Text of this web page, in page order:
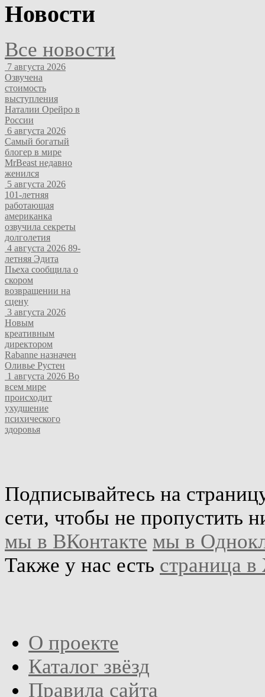
Новости
Все новости
7 августа 2026
Озвучена
стоимость
выступления
Наталии Орейро в
России
6 августа 2026
Самый богатый
блогер в мире
MrBeast недавно
женился
5 августа 2026
101-летняя
работающая
американка
озвучила секреты
долголетия
4 августа 2026 89-
летняя Эдита
Пьеха сообщила о
скором
возвращении на
сцену
3 августа 2026
Новым
креативным
директором
Rabanne назначен
Оливье Рустен
1 августа 2026 Во
всем мире
происходит
ухудшение
психического
здоровья
Подписывайтесь на
сети, чтобы не пропустить
мы в ВКонтакте мы в
Также у нас есть страница
О проекте
Каталог звёзд
Правила сайта